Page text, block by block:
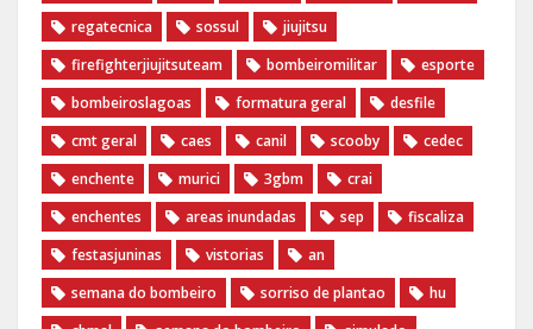
regatecnica
sossul
jiujitsu
firefighterjiujitsuteam
bombeiromilitar
esporte
bombeiroslagoas
formatura geral
desfile
cmt geral
caes canil scooby
cedec
enchente
murici 3gbm
crai
enchentes
areas inundadas sep
fiscaliza
festasjuninas
vistorias
an
semana do bombeiro
sorriso de plantao
hu